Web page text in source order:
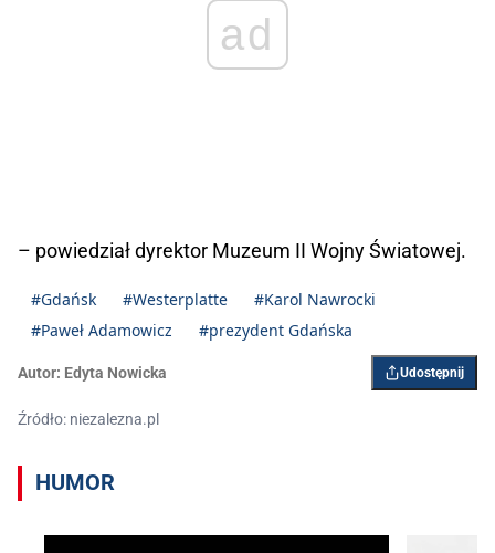
ad
– powiedział dyrektor Muzeum II Wojny Światowej.
#Gdańsk #Westerplatte
#Karol Nawrocki
#Paweł Adamowicz
#prezydent Gdańska
Autor: Edyta Nowicka Udostępnij
Źródło: niezalezna.pl
HUMOR